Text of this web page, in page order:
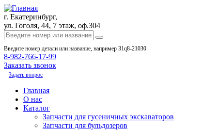
г. Екатеринбург,
ул. Гоголя, 44, 7 этаж, оф.304
Введите номер детали или название, например 31q8-21030
8-982-766-17-99
Заказать звонок
Задать вопрос
Главная
О нас
Каталог
Запчасти для гусеничных экскаваторов
Запчасти для бульдозеров